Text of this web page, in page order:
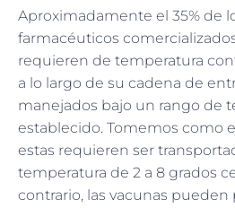
Aproximadamente el 35% de
farmacéuticos
requieren de temperatura
a lo largo de su cadena de
manejados bajo un rango de
establecido. Tomemos como
estas requieren ser
temperatura de 2 a 8 grados
contrario, las vacunas pueden